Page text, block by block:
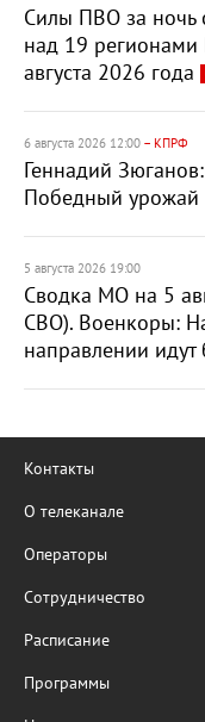
Силы ПВО за ночь
над 19
августа 2026 года
6 августа 2026 12:00 – КПРФ
Геннадий
Победный урожай
5 августа 2026 19:00
Сводка МО на 5
СВО). Военкоры:
направлении
Контакты
О телеканале
Операторы
Сотрудничество
Расписание
Программы